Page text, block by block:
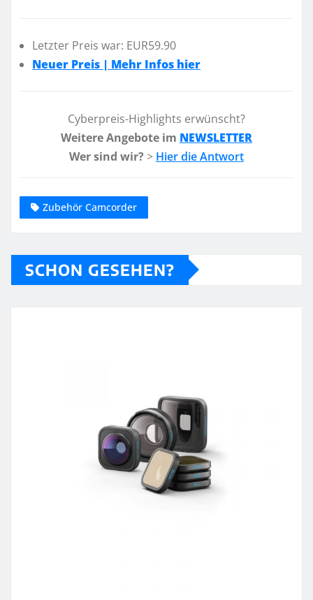
Letzter Preis war: EUR59.90
Neuer Preis | Mehr Infos hier
Cyberpreis-Highlights erwünscht?
Weitere Angebote im NEWSLETTER
Wer sind wir? > Hier die Antwort
Zubehör Camcorder
SCHON GESEHEN?